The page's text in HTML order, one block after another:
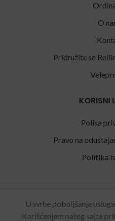
O
Pridružite se
KORISNI
Polisa
Pravo na
Politika
2022
U svrhe poboljšanja
Korišćenjem našeg sajta